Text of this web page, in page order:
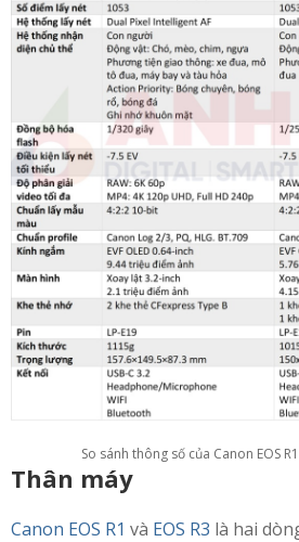
So sánh thông số của Canon EOS
Thân máy
Canon EOS R1 và EOS R3 là hai